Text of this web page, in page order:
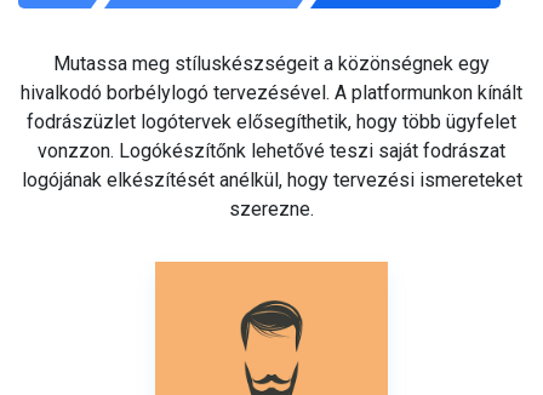
Mutassa meg stíluskészségeit a közönségnek egy
hivalkodó borbélylogó tervezésével. A platformunkon kínált
fodrászüzlet logótervek elősegíthetik, hogy több ügyfelet
vonzzon. Logókészítőnk lehetővé teszi saját fodrászat
logójának elkészítését anélkül, hogy tervezési ismereteket
szerezne.